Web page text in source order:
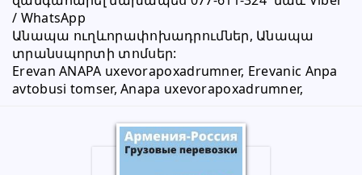
/ WhatsApp
Անապա ուղևորափոխադրումներ, Անապա
տրանսպորտի տոմսեր:
Erevan ANAPA uxevorapoxadrumner, Erevanic Anpa
avtobusi tomser, Anapa uxevorapoxadrumner,